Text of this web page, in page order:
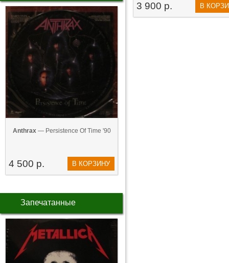
Anthrax— Persistence Of Time '90
4 500 р. В КОРЗИНУ
Запечатанные
3 900 р. В